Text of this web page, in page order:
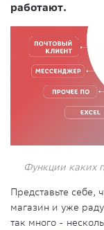
работают.
Функции каких
Представьте себе,
магазин и уже
так много -